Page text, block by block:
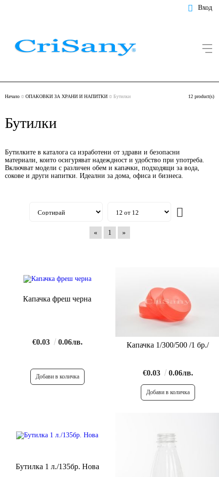
Вход
Начало ОПАКОВКИ ЗА ХРАНИ И НАПИТКИ Бутилки 12 product(s)
Бутилки
Бутилките в каталога са изработени от здрави и безопасни
материали, които осигуряват надеждност и удобство при употреба.
Включват модели с различен обем и капачки, подходящи за вода,
сокове и други напитки. Идеални за дома, офиса и бизнеса.
« 1 »
Капачка фреш черна
€0.03 0.06лв. Капачка 1/300/500 /1 бр./
€0.03 0.06лв.
Бутилка 1 л./135бр. Нова